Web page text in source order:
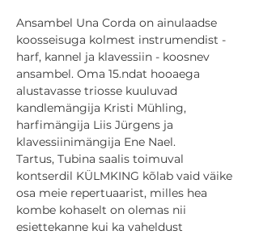
Ansambel Una Corda on ainulaadse
koosseisuga kolmest instrumendist -
harf, kannel ja klavessiin - koosnev
ansambel. Oma 15.ndat hooaega
alustavasse triosse kuuluvad
kandlemängija Kristi Mühling,
harfimängija Liis Jürgens ja
klavessiinimängija Ene Nael.
Tartus, Tubina saalis toimuval
kontserdil KÜLMKING kõlab vaid väike
osa meie repertuaarist, milles hea
kombe kohaselt on olemas nii
esiettekanne kui ka vaheldust